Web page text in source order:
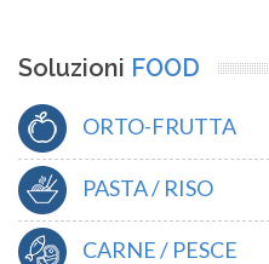
Soluzioni FOOD
ORTO-FRUTTA
PASTA / RISO
CARNE / PESCE